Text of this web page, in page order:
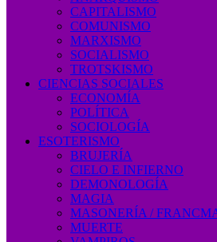
CAPITALISMO
COMUNISMO
MARXISMO
SOCIALISMO
TROTSKISMO
CIENCIAS SOCIALES
ECONOMÍA
POLÍTICA
SOCIOLOGÍA
ESOTERISMO
BRUJERÍA
CIELO E INFIERNO
DEMONOLOGÍA
MAGIA
MASONERÍA /
MUERTE